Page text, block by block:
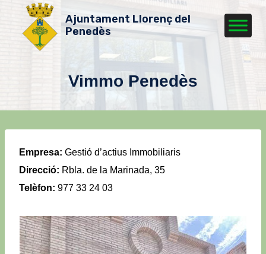
contingut
Ajuntament Llorenç del
Penedès
Vimmo Penedès
Empresa: Gestió d’actius Immobiliaris
Direcció: Rbla. de la Marinada, 35
Telèfon: 977 33 24 03